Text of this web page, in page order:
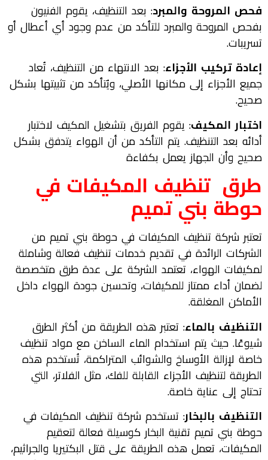
فحص المروحة والمبرد: بعد التنظيف، يقوم الفنيون
بفحص المروحة والمبرد للتأكد من عدم وجود أي أعطال أو
تسريبات.
إعادة تركيب الأجزاء: بعد الانتهاء من التنظيف، تُعاد
جميع الأجزاء إلى مكانها الأصلي، ويُتأكد من تثبيتها بشكل
صحيح.
اختبار المكيف: يقوم الفريق بتشغيل المكيف لاختبار
أدائه بعد التنظيف. يتم التأكد من أن الهواء يتدفق بشكل
صحيح وأن الجهاز يعمل بكفاءة
طرق تنظيف المكيفات في
حوطة بني تميم
تعتبر شركة تنظيف المكيفات في حوطة بني تميم من
الشركات الرائدة في تقديم خدمات تنظيف فعالة وشاملة
لمكيفات الهواء، تعتمد الشركة على عدة طرق متخصصة
لضمان أداء ممتاز للمكيفات، وتحسين جودة الهواء داخل
الأماكن المغلقة.
التنظيف بالماء: تعتبر هذه الطريقة من أكثر الطرق
شيوعًا. حيث يتم استخدام الماء الساخن مع مواد تنظيف
خاصة لإزالة الأوساخ والشوائب المتراكمة، تُستخدم هذه
الطريقة لتنظيف الأجزاء القابلة للفك، مثل الفلاتر، التي
تحتاج إلى عناية خاصة.
التنظيف بالبخار: تستخدم شركة تنظيف المكيفات في
حوطة بني تميم تقنية البخار كوسيلة فعالة لتعقيم
المكيفات، تعمل هذه الطريقة على قتل البكتيريا والجراثيم،